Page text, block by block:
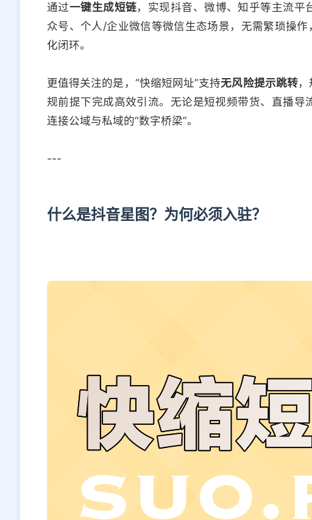
通过一键生成短链，实现抖音、微博、知乎等主流平
众号、个人/企业微信等微信生态场景，无需繁琐操
化闭环。
更值得关注的是，“快缩短网址”支持无风险提示跳转，
规前提下完成高效引流。无论是短视频带货、直播导
连接公域与私域的“数字桥梁”。
---
什么是抖音星图？为何必须入驻？